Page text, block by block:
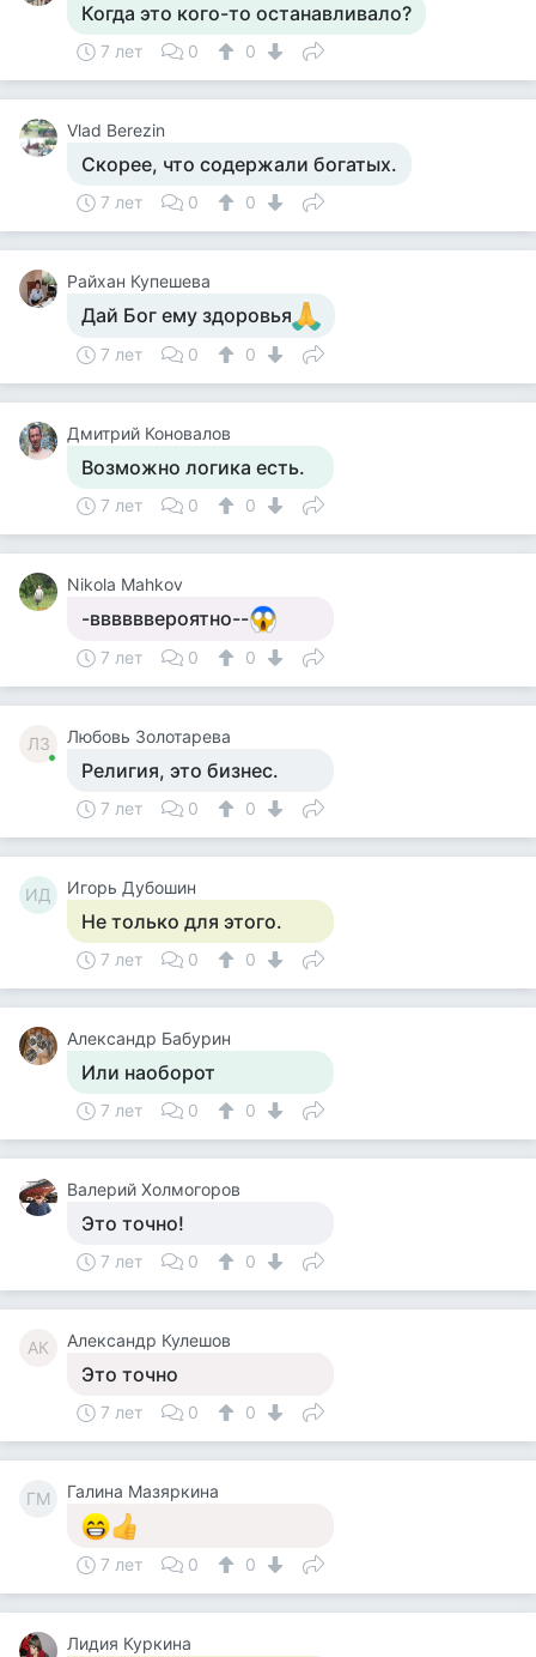
Когда это кого-то останавливало?
7 лет 0 0
Vlad Berezin
Скорее, что содержали богатых.
7 лет 0 0
Райхан Купешева
Дай Бог ему здоровья
7 лет 0 0
Дмитрий Коновалов
Возможно логика есть.
7 лет 0 0
Nikola Mahkov
-ввввввероятно--
7 лет 0 0
ЛЗ Любовь Золотарева
Религия, это бизнес.
7 лет 0 0
ИД Игорь Дубошин
Не только для этого.
7 лет 0 0
Александр Бабурин
Или наоборот
7 лет 0 0
Валерий Холмогоров
Это точно!
7 лет 0 0
АК Александр Кулешов
Это точно
7 лет 0 0
ГМ Галина Мазяркина
7 лет 0 0
Лидия Куркина